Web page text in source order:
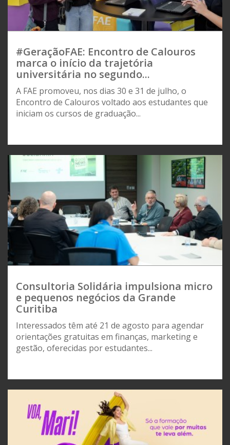
#GeraçãoFAE: Encontro de Calouros
marca o início da trajetória
universitária no segundo...
A FAE promoveu, nos dias 30 e 31 de julho, o
Encontro de Calouros voltado aos estudantes que
iniciam os cursos de graduação...
Consultoria Solidária impulsiona micro
e pequenos negócios da Grande
Curitiba
Interessados têm até 21 de agosto para agendar
orientações gratuitas em finanças, marketing e
gestão, oferecidas por estudantes...